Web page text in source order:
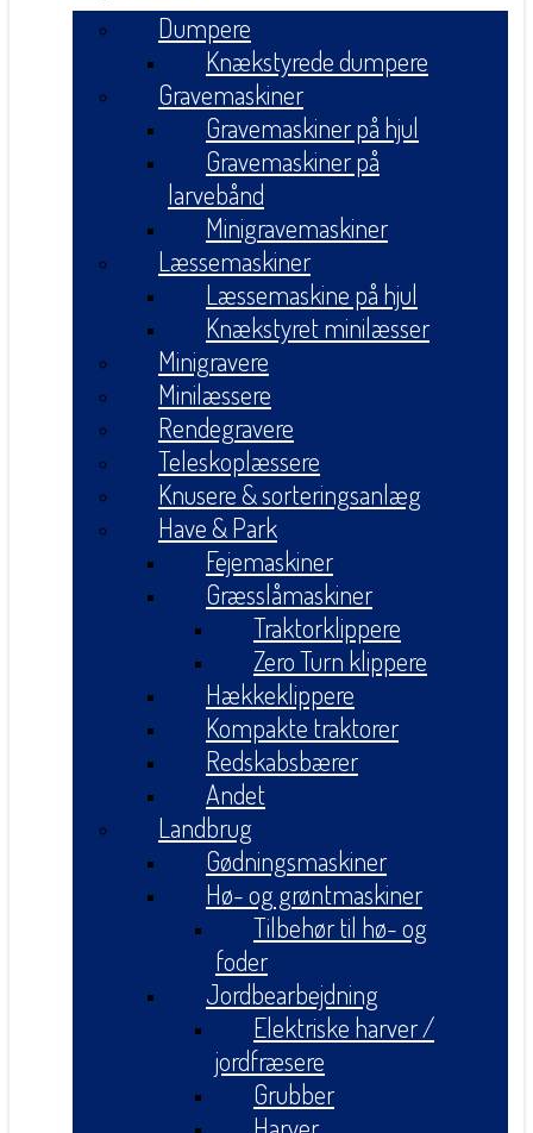
Dumpere
Knækstyrede dumpere
Gravemaskiner
Gravemaskiner på hjul
Gravemaskiner på
larvebånd
Minigravemaskiner
Læssemaskiner
Læssemaskine på hjul
Knækstyret minilæsser
Minigravere
Minilæssere
Rendegravere
Teleskoplæssere
Knusere & sorteringsanlæg
Have & Park
Fejemaskiner
Græsslåmaskiner
Traktorklippere
Zero Turn klippere
Hækkeklippere
Kompakte traktorer
Redskabsbærer
Andet
Landbrug
Gødningsmaskiner
Hø- og grøntmaskiner
Tilbehør til hø- og
foder
Jordbearbejdning
Elektriske harver /
jordfræsere
Grubber